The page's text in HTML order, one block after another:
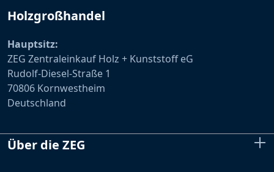
Holzgroßhandel
Hauptsitz:
ZEG Zentraleinkauf Holz + Kunststoff eG
Rudolf-Diesel-Straße 1
70806 Kornwestheim
Deutschland
Über die ZEG